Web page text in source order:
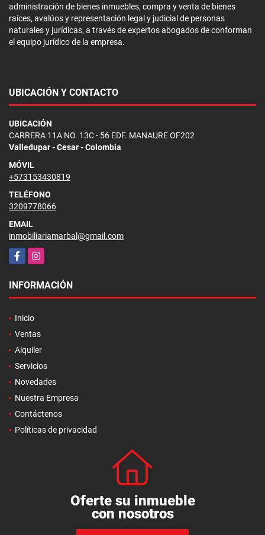
administración de bienes inmuebles, compra y venta de bienes
raíces, avalúos y representación legal y judicial de personas
naturales y jurídicas, a través de expertos abogados de conforman
el equipo jurídico de la empresa.
UBICACIÓN Y CONTACTO
UBICACIÓN
CARRERA 11A NO. 13C - 56 EDF. MANAURE OF202
Valledupar - Cesar - Colombia
MÓVIL
+573153430819
TELÉFONO
3209778066
EMAIL
inmobiliariamarbal@gmail.com
FacebookInstagram
INFORMACIÓN
Inicio
Ventas
Alquiler
Servicios
Novedades
Nuestra Empresa
Contáctenos
Políticas de privacidad
Oferte su inmueble
con nosotros